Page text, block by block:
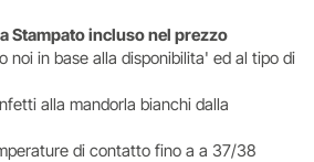
Stampato incluso nel prezzo
noi in base alla disponibilita' ed al tipo di
alla mandorla bianchi dalla
di contatto fino a a 37/38